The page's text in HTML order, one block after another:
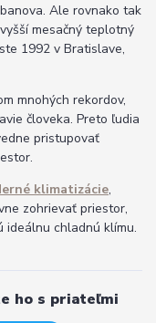
Ale rovnako tak
mesačný teplotný
1992 v Bratislave,
mnohých rekordov,
človeka. Preto ľudia
pristupovať
klimatizácie,
zohrievať priestor,
ideálnu chladnú klímu.
ho s priateľmi